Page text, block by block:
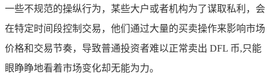
一些不规范的操纵行为，某些大户或者机构为了谋取私利，会
在特定时间段控制交易，他们通过大量的买卖操作来影响市场
价格和交易节奏，导致普通投资者难以正常卖出 DFL 币,只能
眼睁睁地看着市场变化却无能为力。